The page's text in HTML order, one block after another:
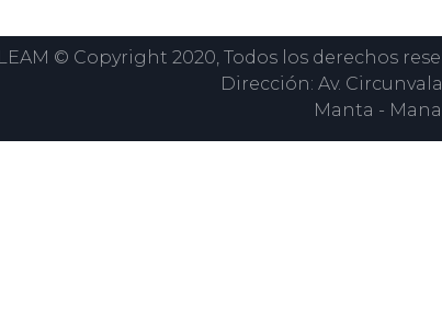
© Copyright 2020, Todos los derechos
Dirección: Av.
Manta -